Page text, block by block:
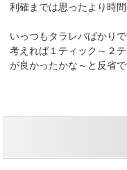
利確までは思ったより時
いっつもタラレバばかり
考えれば１ティック～２
が良かったかな～と反省で